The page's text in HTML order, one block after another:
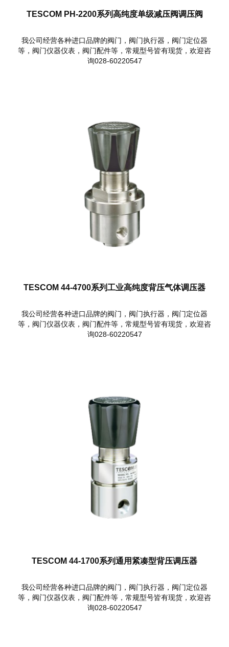
TESCOM PH-2200系列高纯度单级减压阀调压阀
我公司经营各种进口品牌的阀门，阀门执行器，阀门定位器
等，阀门仪器仪表，阀门配件等，常规型号皆有现货，欢迎咨
询028-60220547
TESCOM 44-4700系列工业高纯度背压气体调压器
我公司经营各种进口品牌的阀门，阀门执行器，阀门定位器
等，阀门仪器仪表，阀门配件等，常规型号皆有现货，欢迎咨
询028-60220547
TESCOM 44-1700系列通用紧凑型背压调压器
我公司经营各种进口品牌的阀门，阀门执行器，阀门定位器
等，阀门仪器仪表，阀门配件等，常规型号皆有现货，欢迎咨
询028-60220547